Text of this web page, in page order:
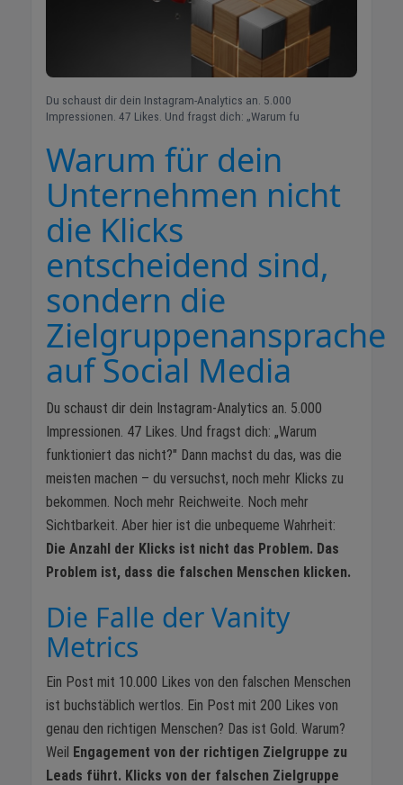
Du schaust dir dein Instagram-Analytics an. 5.000
Impressionen. 47 Likes. Und fragst dich: „Warum fu
Warum für dein
Unternehmen nicht
die Klicks
entscheidend sind,
sondern die
Zielgruppenansprache
auf Social Media
Du schaust dir dein Instagram-Analytics an. 5.000
Impressionen. 47 Likes. Und fragst dich: „Warum
funktioniert das nicht?" Dann machst du das, was die
meisten machen – du versuchst, noch mehr Klicks zu
bekommen. Noch mehr Reichweite. Noch mehr
Sichtbarkeit. Aber hier ist die unbequeme Wahrheit:
Die Anzahl der Klicks ist nicht das Problem. Das
Problem ist, dass die falschen Menschen klicken.
Die Falle der Vanity
Metrics
Ein Post mit 10.000 Likes von den falschen Menschen
ist buchstäblich wertlos. Ein Post mit 200 Likes von
genau den richtigen Menschen? Das ist Gold. Warum?
Weil Engagement von der richtigen Zielgruppe zu
Leads führt. Klicks von der falschen Zielgruppe